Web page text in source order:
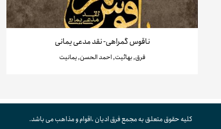
ناقوس گمراهی- نقد مدعی یمانی
فرق, بهائیت, احمد الحسن, یمانیت
کلیه حقوق متعلق به مجمع فرق ادیان ،اقوام و مذاهب می باشد.